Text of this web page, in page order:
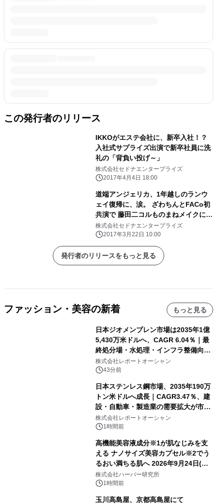
この発行者のリリース
IKKOがエステ会社に、新卒入社！？
入社式サプライズ出演で新卒社員に洗
礼の「背負い投げ～」
株式会社セドナエンタープライズ
2017年4月4日 18:00
道端アンジェリカ、1年越しのランウ
ェイ復帰に、涙。 ざわちんとFACo初
共演で 藤田二コルものまねメイクに脱
帽「似すぎ！」
株式会社セドナエンタープライズ
2017年3月22日 10:00
発行者のリリースをもっと見る
ファッション・美容の新着 もっと見る
日本ジオメンブレン市場は2035年1億
5,430万米ドルへ、CAGR 6.04％｜最
終処分場・水処理・インフラ整備向け
需要拡大
株式会社レポートオーシャン
43分前
日本ステンレス鋼市場、2035年190万
トン米ドルへ成長｜CAGR3.47％、建
設・自動車・製造業の需要拡大が市場
を牽引
株式会社レポートオーシャン
1時間前
高機能美容液成分※1が肌なじみを支
える ナノサイズ美容カプセル※2でう
るおい満ちる肌へ 2026年9月24日(木)
よりリニューアル新発売 『ディープモ
イストセラム』
株式会社ハーバー研究所
1時間前
玉川高島屋、京都高島屋にて